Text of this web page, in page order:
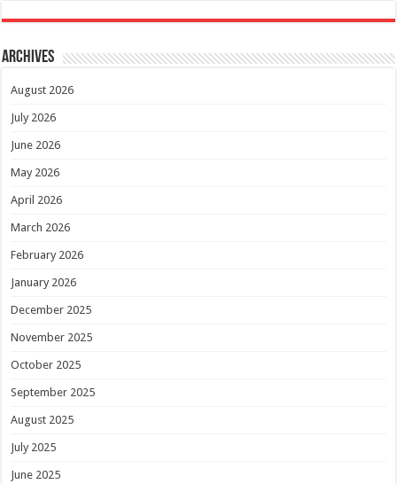
Archives
August 2026
July 2026
June 2026
May 2026
April 2026
March 2026
February 2026
January 2026
December 2025
November 2025
October 2025
September 2025
August 2025
July 2025
June 2025